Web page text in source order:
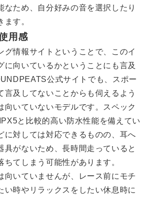
なため、自分好みの音を選択したり
す。
用感
グ情報サイトということで、このイ
に向いているかということにも言及
公式サイトでも、スポー
言及してないことからも伺えるよう
向いていないモデルです。スペック
と比較的高い防水性能を備えてい
に対しては対応できるものの、耳へ
具がないため、長時間走っていると
ちてしまう可能性があります。
向いていませんが、レース前にモチ
い時やリラックスをしたい休息時に